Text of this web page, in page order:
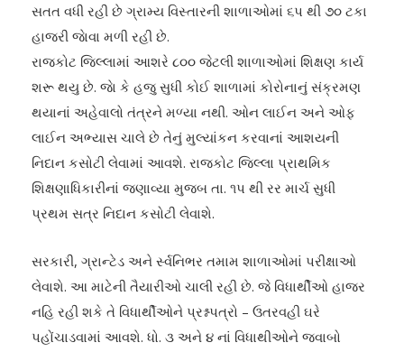
સતત વધી રહી છે ગ્રામ્ય વિસ્તારની શાળાઓમાં ૬પ થી ૭૦ ટકા
હાજરી જાેવા મળી રહી છે.
રાજકોટ જિલ્લામાં આશરે ૮૦૦ જેટલી શાળાઓમાં શિક્ષણ કાર્ય
શરૂ થયુ છે. જાે કે હજુ સુધી કોઈ શાળામાં કોરોનાનું સંક્રમણ
થયાનાં અહેવાલો તંત્રને મળ્યા નથી. ઓન લાઈન અને ઓફ
લાઈન અભ્યાસ ચાલે છે તેનું મુલ્યાંકન કરવાનાં આશયની
નિદાન કસોટી લેવામાં આવશે. રાજકોટ જિલ્લા પ્રાથમિક
શિક્ષણાધિકારીનાં જણાવ્યા મુજબ તા. ૧પ થી રર માર્ચ સુધી
પ્રથમ સત્ર નિદાન કસોટી લેવાશે.
સરકારી, ગ્રાન્ટેડ અને ર્સ્વનિભર તમામ શાળાઓમાં પરીક્ષાઓ
લેવાશે. આ માટેની તૈયારીઓ ચાલી રહી છે. જે વિધાર્થીઓ હાજર
નહિ રહી શકે તે વિધાર્થીઓને પ્રશ્નપત્રો – ઉતરવહી ઘરે
પહોંચાડવામાં આવશે. ધો. ૩ અને ૪ નાં વિધાથીઓને જવાબો